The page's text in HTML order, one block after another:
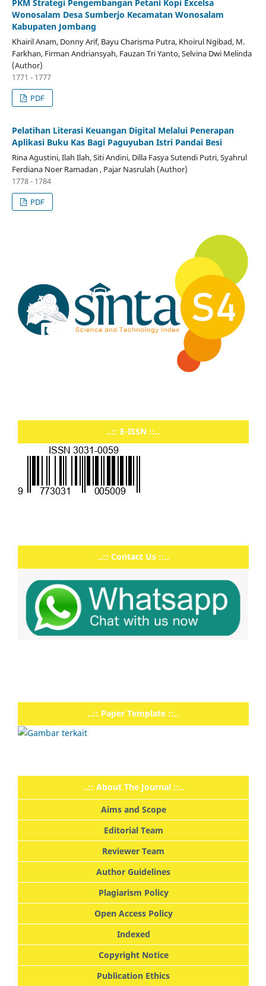
PKM Strategi Pengembangan Petani Kopi Excelsa
Wonosalam Desa Sumberjo Kecamatan Wonosalam
Kabupaten Jombang
Khairil Anam, Donny Arif, Bayu Charisma Putra, Khoirul Ngibad, M.
Farkhan, Firman Andriansyah, Fauzan Tri Yanto, Selvina Dwi Melinda
(Author)
1771 - 1777
PDF
Pelatihan Literasi Keuangan Digital Melalui Penerapan
Aplikasi Buku Kas Bagi Paguyuban Istri Pandai Besi
Rina Agustini, Ilah Ilah, Siti Andini, Dilla Fasya Sutendi Putri, Syahrul
Ferdiana Noer Ramadan , Pajar Nasrulah (Author)
1778 - 1784
PDF
..:: E-ISSN ::..
..:: Contact Us ::..
..:: Paper Template ::..
..:: About The Journal ::..
Aims and Scope
Editorial Team
Reviewer Team
Author Guidelines
Plagiarism Policy
Open Access Policy
Indexed
Copyright Notice
Publication Ethics